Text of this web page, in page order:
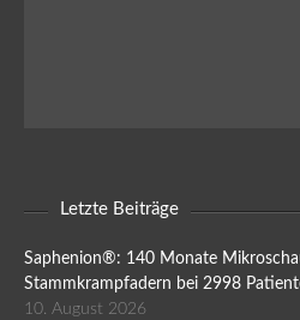
Letzte Beiträge
Saphenion®: 140 Monate
Stammkrampfadern bei 2998
10. August 2026